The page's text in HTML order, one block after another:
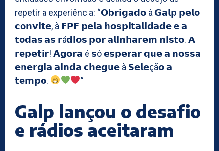
repetir a experiência: “𝗢𝗯𝗿𝗶𝗴𝗮𝗱𝗼 à 𝗚𝗮𝗹𝗽 𝗽𝗲𝗹𝗼
𝗰𝗼𝗻𝘃𝗶𝘁𝗲, à 𝗙𝗣𝗙 𝗽𝗲𝗹𝗮 𝗵𝗼𝘀𝗽𝗶𝘁𝗮𝗹𝗶𝗱𝗮𝗱𝗲 𝗲 𝗮
𝘁𝗼𝗱𝗮𝘀 𝗮𝘀 𝗿á𝗱𝗶𝗼𝘀 𝗽𝗼𝗿 𝗮𝗹𝗶𝗻𝗵𝗮𝗿𝗲𝗺 𝗻𝗶𝘀𝘁𝗼. 𝗔
𝗿𝗲𝗽𝗲𝘁𝗶𝗿! 𝗔𝗴𝗼𝗿𝗮 é 𝘀ó 𝗲𝘀𝗽𝗲𝗿𝗮𝗿 𝗾𝘂𝗲 𝗮 𝗻𝗼𝘀𝘀𝗮
𝗲𝗻𝗲𝗿𝗴𝗶𝗮 𝗮𝗶𝗻𝗱𝗮 𝗰𝗵𝗲𝗴𝘂𝗲 à 𝗦𝗲𝗹𝗲çã𝗼 𝗮
𝘁𝗲𝗺𝗽𝗼.
”
Galp lançou o desafio
e rádios aceitaram